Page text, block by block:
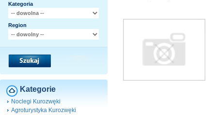
Kategoria
Region
Kategorie
Noclegi Kurozwęki
Agroturystyka Kurozwęki